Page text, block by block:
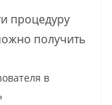
процедуру
получить
в